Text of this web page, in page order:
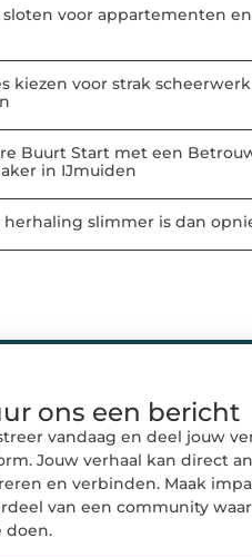
sloten voor appartementen
kiezen voor strak
Buurt Start met een
in IJmuiden
herhaling slimmer is dan
ons een bericht
vandaag en deel jouw
Jouw verhaal kan direct
en verbinden. Maak
van een community
doen.